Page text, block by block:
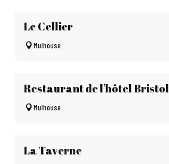
Le Cellier
Mulhouse
Restaurant de l'hôtel Bristol
Mulhouse
La Taverne